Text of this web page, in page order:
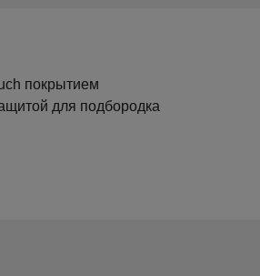
покрытием
для подбородка